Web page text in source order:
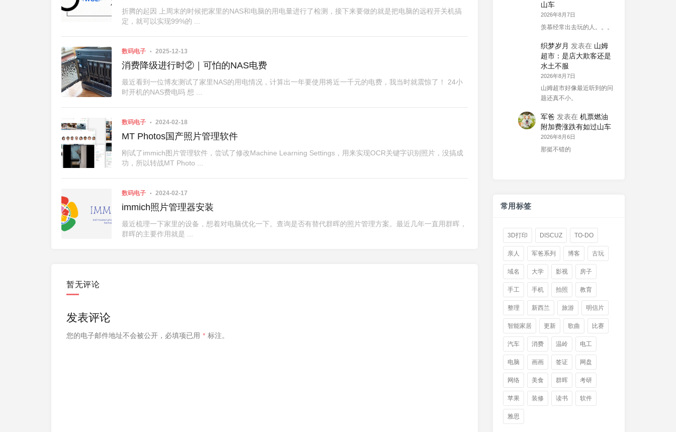
折腾的起因 上周末的时候把家里的NAS和电脑的用电量进行了检测，接下来要做的就是把电脑的远程开关机搞
定，就可以实现99%的 ...
数码电子 2025-12-13
消费降级进行时②｜可怕的NAS电费
最近看到一位博友测试了家里NAS的用电情况，计算出一年要使用将近一千元的电费，我当时就震惊了！ 24小
时开机的NAS费电吗 想 ...
数码电子 2024-02-18
MT Photos国产照片管理软件
刚试了immich图片管理软件，尝试了修改Machine Learning Settings，用来实现OCR关键字识别照片，没搞成
功，所以转战MT Photo ...
数码电子 2024-02-17
immich照片管理器安装
最近梳理一下家里的设备，想着对电脑优化一下。查询是否有替代群晖的照片管理方案。最近几年一直用群晖，
群晖的主要作用就是 ...
暂无评论
发表评论
您的电子邮件地址不会被公开， 必填项已用 * 标注。
山车
2026年8月7日
羡慕经常出去玩的人。。。
织梦岁月 发表在 山姆
超市：是店大欺客还是
水土不服
2026年8月7日
山姆超市好像最近听到的问
题还真不小。
军爸 发表在 机票燃油
附加费涨跌有如过山车
2026年8月6日
那挺不错的
常用标签
3D打印 DISCUZ TO-DO
亲人 军爸系列 博客 古玩
域名 大学 影视 房子
手工 手机 拍照 教育
整理 新西兰 旅游 明信片
智能家居 更新 歌曲 比赛
汽车 消费 温岭 电工
电脑 画画 签证 网盘
网络 美食 群晖 考研
苹果 装修 读书 软件
雅思